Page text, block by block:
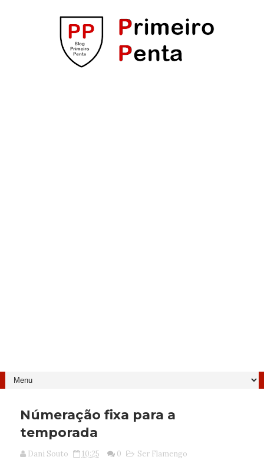
Númeração fixa para a
temporada
Dani Souto 10:25 0 Ser Flamengo